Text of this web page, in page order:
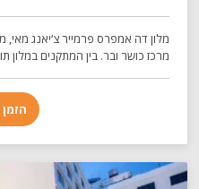
מלון דה אמפרס פרמייר צ‘יאנג
מרכז כושר ובר. בין המתקנים במלון